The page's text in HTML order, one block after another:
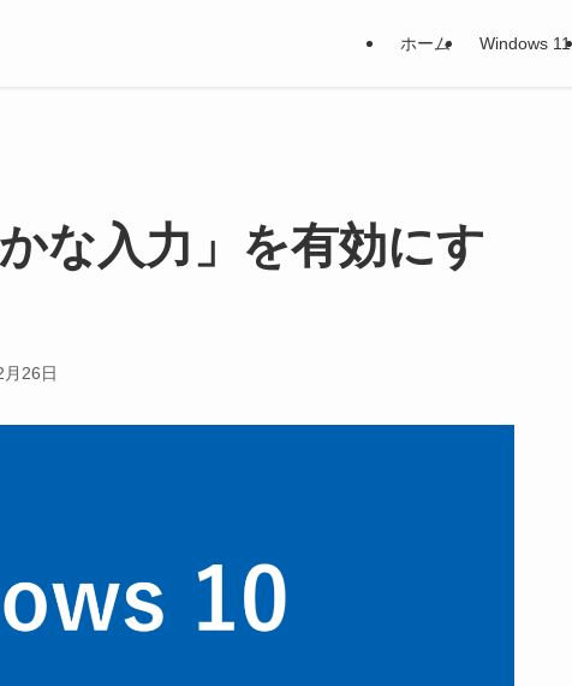
ホーム Windows 11
な入力」を有効にす
26日